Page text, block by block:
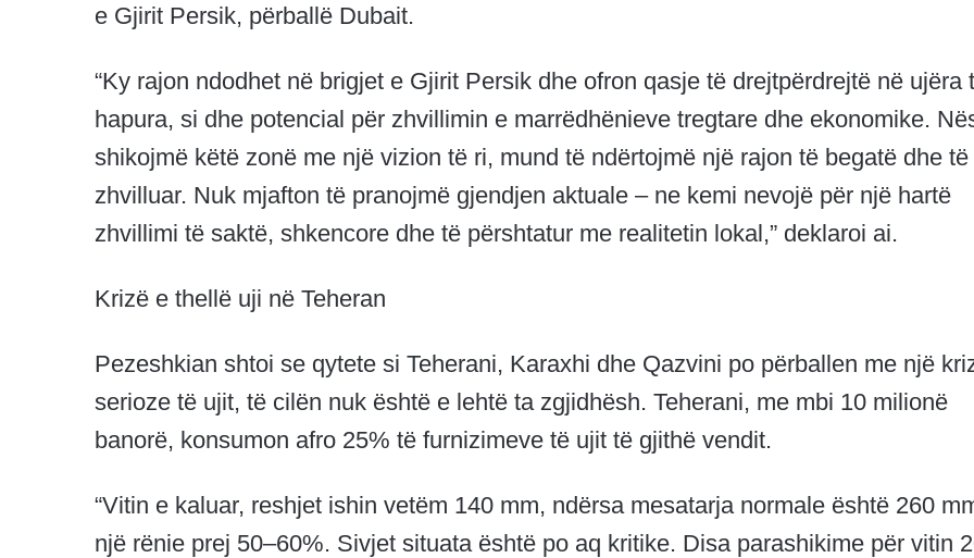
e Gjirit Persik, përballë Dubait.
“Ky rajon ndodhet në brigjet e Gjirit Persik dhe ofron qasje të drejtpërdrejtë në ujëra
hapura, si dhe potencial për zhvillimin e marrëdhënieve tregtare dhe ekonomike.
shikojmë këtë zonë me një vizion të ri, mund të ndërtojmë një rajon të begatë dhe të
zhvilluar. Nuk mjafton të pranojmë gjendjen aktuale – ne kemi nevojë për një hartë
zhvillimi të saktë, shkencore dhe të përshtatur me realitetin lokal,” deklaroi ai.
Krizë e thellë uji në Teheran
Pezeshkian shtoi se qytete si Teherani, Karaxhi dhe Qazvini po përballen me një
serioze të ujit, të cilën nuk është e lehtë ta zgjidhësh. Teherani, me mbi 10 milionë
banorë, konsumon afro 25% të furnizimeve të ujit të gjithë vendit.
“Vitin e kaluar, reshjet ishin vetëm 140 mm, ndërsa mesatarja normale është 260
një rënie prej 50–60%. Sivjet situata është po aq kritike. Disa parashikime për vitin